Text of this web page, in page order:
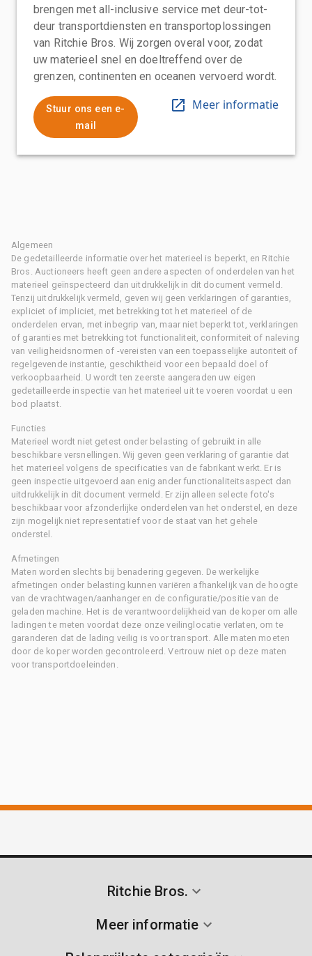
brengen met all-inclusive service met deur-tot-
deur transportdiensten en transportoplossingen
van Ritchie Bros. Wij zorgen overal voor, zodat
uw materieel snel en doeltreffend over de
grenzen, continenten en oceanen vervoerd wordt.
Stuur ons een e-
mail
Meer informatie
Algemeen
De gedetailleerde informatie over het materieel is beperkt, en Ritchie
Bros. Auctioneers heeft geen andere aspecten of onderdelen van het
materieel geïnspecteerd dan uitdrukkelijk in dit document vermeld.
Tenzij uitdrukkelijk vermeld, geven wij geen verklaringen of garanties,
expliciet of impliciet, met betrekking tot het materieel of de
onderdelen ervan, met inbegrip van, maar niet beperkt tot, verklaringen
of garanties met betrekking tot functionaliteit, conformiteit of naleving
van veiligheidsnormen of -vereisten van een toepasselijke autoriteit of
regelgevende instantie, geschiktheid voor een bepaald doel of
verkoopbaarheid. U wordt ten zeerste aangeraden uw eigen
gedetailleerde inspectie van het materieel uit te voeren voordat u een
bod plaatst.
Functies
Materieel wordt niet getest onder belasting of gebruikt in alle
beschikbare versnellingen. Wij geven geen verklaring of garantie dat
het materieel volgens de specificaties van de fabrikant werkt. Er is
geen inspectie uitgevoerd aan enig ander functionaliteitsaspect dan
uitdrukkelijk in dit document vermeld. Er zijn alleen selecte foto's
beschikbaar voor afzonderlijke onderdelen van het onderstel, en deze
zijn mogelijk niet representatief voor de staat van het gehele
onderstel.
Afmetingen
Maten worden slechts bij benadering gegeven. De werkelijke
afmetingen onder belasting kunnen variëren afhankelijk van de hoogte
van de vrachtwagen/aanhanger en de configuratie/positie van de
geladen machine. Het is de verantwoordelijkheid van de koper om alle
ladingen te meten voordat deze onze veilinglocatie verlaten, om te
garanderen dat de lading veilig is voor transport. Alle maten moeten
door de koper worden gecontroleerd. Vertrouw niet op deze maten
voor transportdoeleinden.
Ritchie Bros.
Meer informatie